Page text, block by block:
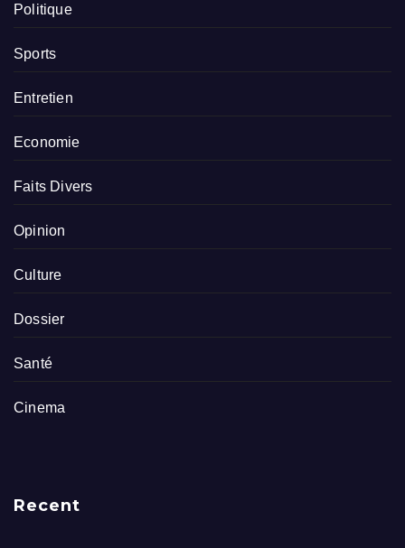
Politique
Sports
Entretien
Economie
Faits Divers
Opinion
Culture
Dossier
Santé
Cinema
Recent